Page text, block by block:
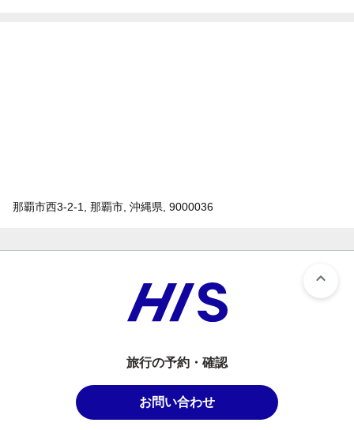
那覇市西3-2-1, 那覇市, 沖縄県, 9000036
旅行の予約・確認
お問い合わせ